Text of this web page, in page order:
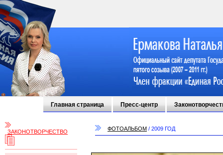
Главная страница Пресс-центр
ЗАКОНОТВОРЧЕСТВО ФОТОАЛЬБОМ / 2009 ГОД